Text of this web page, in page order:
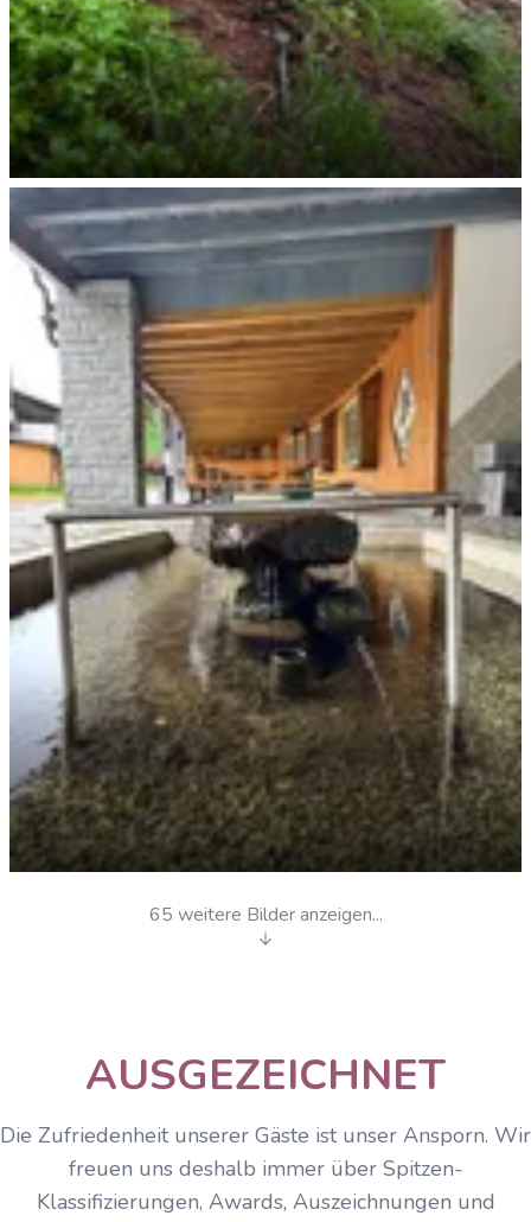
Waldstreifzug für Entdecker
KNEIPP Anlage65 weitere Bilder anzeigen...
AUSGEZEICHNET
Die Zufriedenheit unserer Gäste ist unser Ansporn. Wir
freuen uns deshalb immer über Spitzen-
Klassifizierungen, Awards, Auszeichnungen und